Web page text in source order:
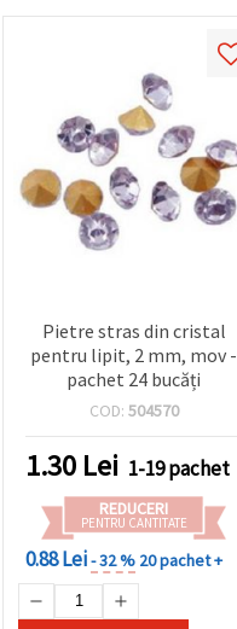
Pietre stras din cristal
pentru lipit, 2 mm, mov -
pachet 24 bucăți
COD: 504570
1.30 Lei 1-19 pachet
REDUCERI
PENTRU CANTITATE
0.88 Lei- 32 % 20 pachet +